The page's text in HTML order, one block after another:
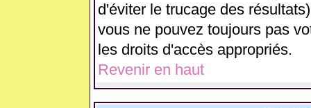
d'éviter le trucage des
vous ne pouvez toujours pas
les droits d'accès appropriés.
Revenir en haut